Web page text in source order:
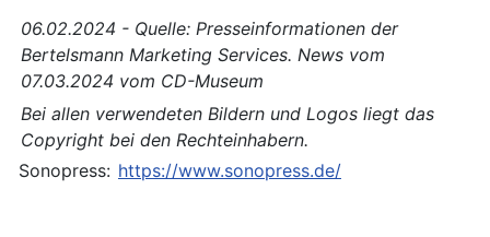
06.02.2024 - Quelle: Presseinformationen der
Bertelsmann Marketing Services. News vom
07.03.2024 vom CD-Museum
Bei allen verwendeten Bildern und Logos liegt das
Copyright bei den Rechteinhabern.
Sonopress: https://www.sonopress.de/